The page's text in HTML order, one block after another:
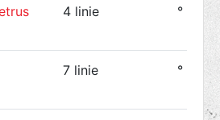
4 linie °
7 linie °